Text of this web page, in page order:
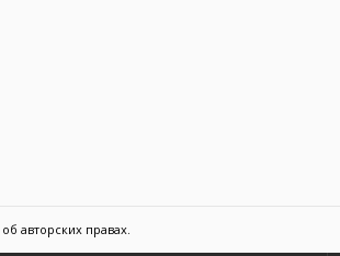
авторских правах.